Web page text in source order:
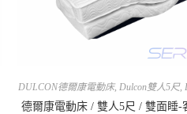
DULCON德爾康電動床, Dulcon雙人5尺,
德爾康電動床 / 雙人5尺 / 雙面睡-